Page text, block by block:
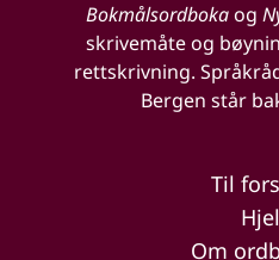
Bokmålsordbokaog
skrivemåte og
rettskrivning.
Bergen står
Til
Om